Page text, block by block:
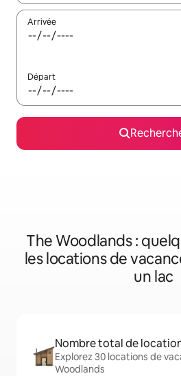
Arrivée
Départ
The Woodlands :
les locations de
un lac
Nombre total de
Explorez 30 locations de
Woodlands